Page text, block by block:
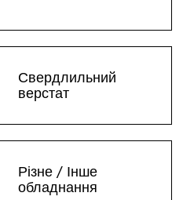
Свердлильний
верстат
Різне / Інше
обладнання